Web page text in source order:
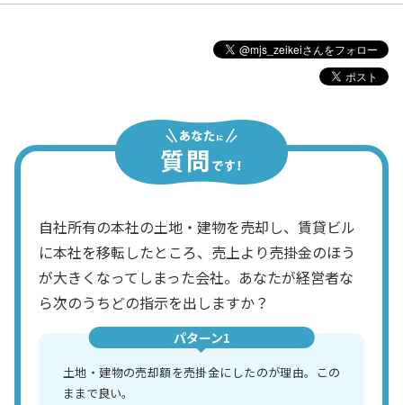
自社所有の本社の土地・建物を売却し、賃貸ビル
に本社を移転したところ、売上より売掛金のほう
が大きくなってしまった会社。あなたが経営者な
ら次のうちどの指示を出しますか？
パターン1
土地・建物の売却額を売掛金にしたのが理由。この
ままで良い。